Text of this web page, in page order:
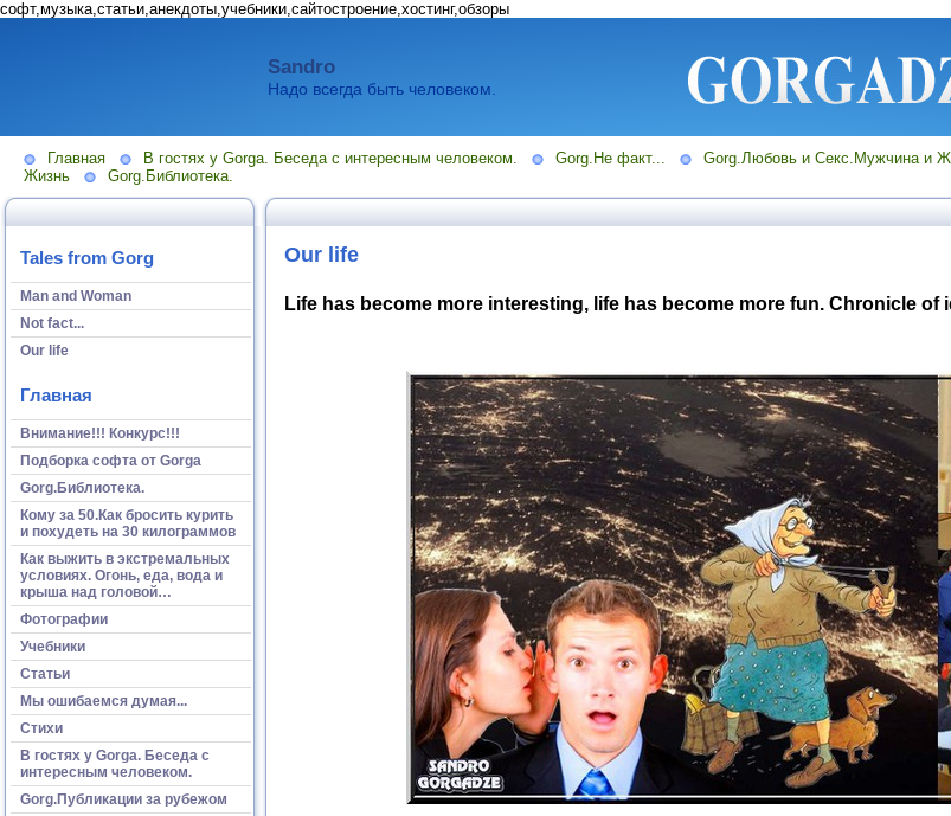
софт,музыка,статьи,анекдоты,учебники,сайтостроение,хостинг,обзоры
Sandro
Надо всегда быть человеком.
Главная В гостях у Gorga. Беседа с интересным человеком. Gorg.Не факт... Gorg.Любовь и Секс.Мужчина и
Жизнь
Gorg.Библиотека.
Tales from Gorg
Man and Woman
Not fact...
Our life
Главная
Внимание!!! Конкурс!!!
Подборка софта от Gorga
Gorg.Библиотека.
Кому за 50.Как бросить курить
и похудеть на 30 килограммов
Как выжить в экстремальных
условиях. Огонь, еда, вода и
крыша над головой…
Фотографии
Учебники
Статьи
Мы ошибаемся думая...
Стихи
В гостях у Gorga. Беседа с
интересным человеком.
Gorg.Публикации за рубежом
Our life
Life has become more interesting, life has become more fun. Chronicle